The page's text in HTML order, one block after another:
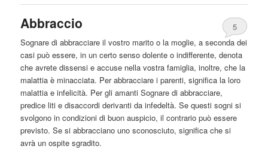
Abbraccio
5
Sognare di abbracciare il vostro marito o la moglie, a seconda dei
casi puòessere, in un certo senso dolente o indifferente, denota
che avrete dissensi e accuse nella vostra famiglia, inoltre, che la
malattia è minacciata. Per abbracciare i parenti, significa la loro
malattia e infelicità. Per gli amanti Sognare di abbracciare,
predice liti e disaccordi derivantida infedeltà. Se questi sogni si
svolgono in condizioni di buon auspicio, il contrario puòessere
previsto. Se si abbraccianouno sconosciuto, significa che si
avrà un ospite sgradito.